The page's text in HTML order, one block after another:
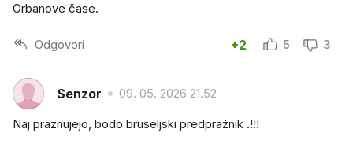
Orbanove čase.
Odgovori +2 5 3
Senzor 09. 05. 2026 21.52
Naj praznujejo, bodo bruseljski predpražnik .!!!